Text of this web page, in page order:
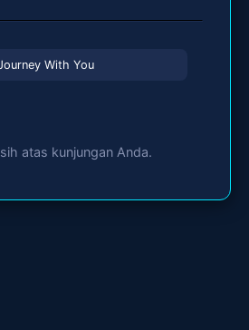
With You
atas kunjungan Anda.